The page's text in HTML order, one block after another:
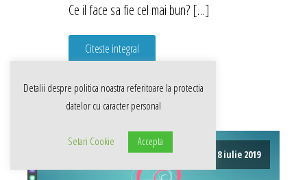
Ce il face sa fie cel mai bun? […]
Citeste integral
8 iulie 2019
Detalii despre politica noastra referitoare la protectia
datelor cu caracter personal
Setari Cookie Accepta